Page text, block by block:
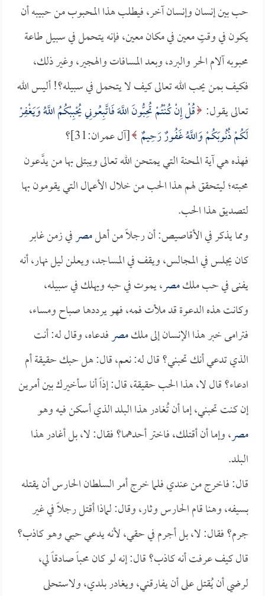
حب بين إنسان وإنسان آخر، فيطلب هذا المحبوب من حبيبه أن
يكون في وقتٍ معين في مكان معين، فإنه يتحمل في سبيل طاعة
محبوبه آلام الحر والبرد، وبعد المسافات والهجير، وغير ذلك،
فكيف بمن يحب الله تعالى كيف لا يتحمل في سبيله؟! أليس الله
تعالى يقول: قُلْ إِنْ كُنْتُمْ تُحِبُّونَ اللَّهَ فَاتَّبِعُونِي يُحْبِبْكُمُ اللَّهُ وَيَغْفِرْ
لَكُمْ ذُنُوبَكُمْ وَاللَّهُ غَفُورٌ رَحِيمٌ [آل عمران:31]؟
فهذه هي آية المحنة التي يمتحن الله تعالى ويبتلى بها من يدَّعون
محبته؛ ليتحقق لهم هذا الحب من خلال الأعمال التي يقومون بها
لتصديق هذا الحب.
ومما يذكر في الأقاصيص: أن رجلاً من أهلمصرفي زمن غابر
كان يجلس في المجالس، ويقف في المساجد، ويعلن ليل نهار، أنه
يفنى في حب ملكمصر، يموت في حبه ويهلك في سبيله،
وكانت هذه الدعوة قد ملأت فمه، فهو يرددها صباح ومساء،
فترامى خبر هذا الإنسان إلى ملكمصرفدعاه، وقال له: أنت
الذي تدعي أنك تحبني؟ قال له: نعم، قال: هل حبك حقيقة أم
ادعاء؟ قال لا، هذا الحب حقيقة، قال: إذاً أنا سأخيرك بين أمرين
إن كنت تحبني، إما أن تُغادر هذا البلد الذي أسكن فيه وهو
مصر، وإما أن أقتلك، فاختر أحدهما؟ فقال: لا، بل أغادر هذا
البلد.
قال: فاخرج من عندي فلما خرج أمر السلطان الحارس أن يقتله
بسيفه، وهنا قام الحارس وثار، وقال: لماذا أقتل رجلاً في غير
جرم؟ فقال: لا، بل أجرم في حقي، لأنه يدعي حبي وهو كاذب؟
قال كيف عرفت أنه كاذب؟ قال: إنه لو كان محباً صادقاً لي،
لرضي أن يُقتل على أن يفارقني، ويغادر بلدي، ولاستحلى